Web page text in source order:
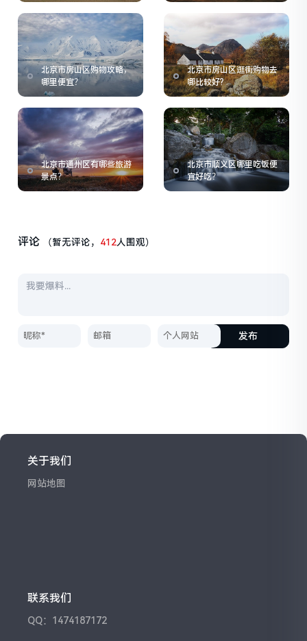
北京市房山区购物攻略，
哪里便宜？
北京市房山区逛街购物去
哪比较好?
北京市通州区有哪些旅游
景点？
北京市顺义区哪里吃饭便
宜好吃？
评论 （暂无评论， 412人围观）
发布
关于我们
网站地图
联系我们
QQ：1474187172